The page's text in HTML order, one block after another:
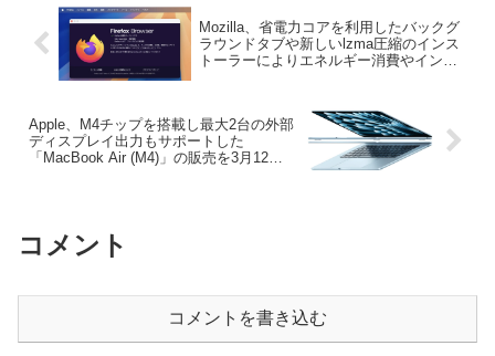
Mozilla、省電力コアを利用したバックグ
ラウンドタブや新しいlzma圧縮のインス
トーラーによりエネルギー消費やインス
Apple、M4チップを搭載し最大2台の外部
ディスプレイ出力もサポートした
「MacBook Air (M4)」の販売を3月12日
コメント
コメントを書き込む